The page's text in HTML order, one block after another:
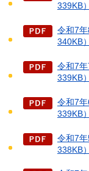
339KB）
令和7
340KB）
令和7
339KB）
令和7
339KB）
令和7
338KB）